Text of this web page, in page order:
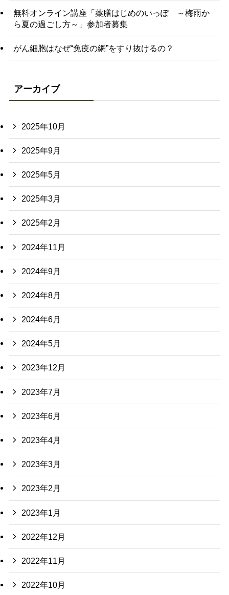
無料オンライン講座「薬膳はじめのいっぽ ～梅雨か
ら夏の過ごし方～」参加者募集
がん細胞はなぜ“免疫の網”をすり抜けるの？
アーカイブ
2025年10月
2025年9月
2025年5月
2025年3月
2025年2月
2024年11月
2024年9月
2024年8月
2024年6月
2024年5月
2023年12月
2023年7月
2023年6月
2023年4月
2023年3月
2023年2月
2023年1月
2022年12月
2022年11月
2022年10月